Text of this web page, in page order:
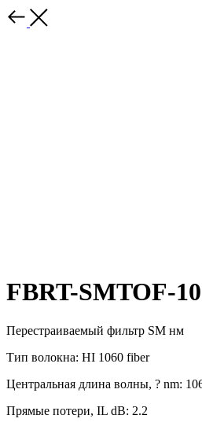
FBRT-SMTOF-
Перестраиваемый фильтр SM нм
Тип волокна: HI 1060 fiber
Центральная длина волны, ? nm:
Прямые потери, IL dB: 2.2